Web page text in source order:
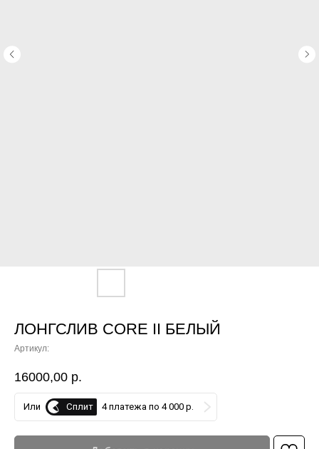
ЛОНГСЛИВ CORE II БЕЛЫЙ
Артикул:
16000,00 р.
Или Сплит 4 платежа по 4 000 р.